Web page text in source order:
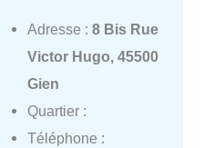
Adresse : 8 Bis Rue
Victor Hugo, 45500
Gien
Quartier :
Téléphone :